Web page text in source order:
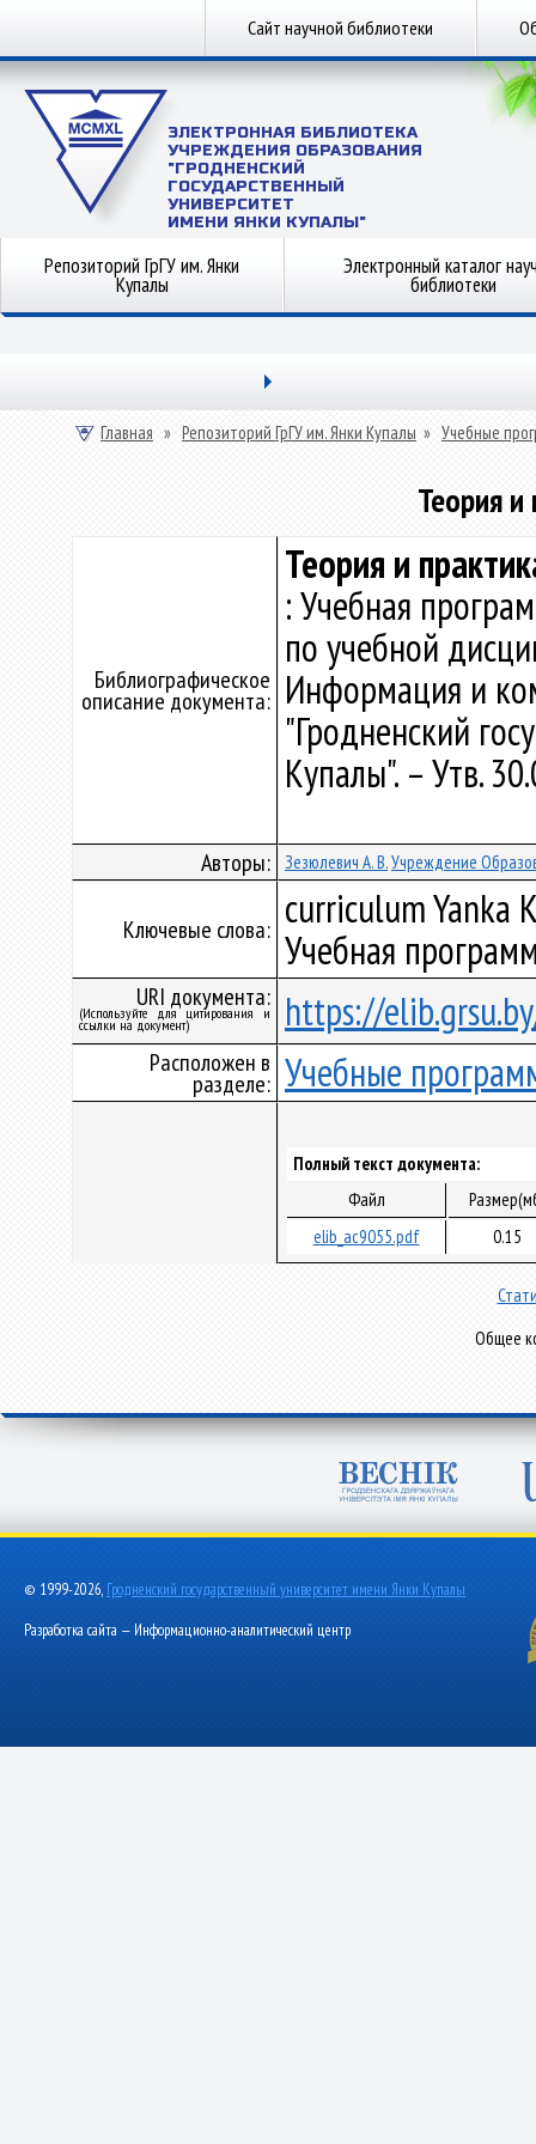
Сайт научной библиотеки
ЭЛЕКТРОННАЯ БИБЛИОТЕКА
УЧРЕЖДЕНИЯ ОБРАЗОВАНИЯ
"ГРОДНЕНСКИЙ
ГОСУДАРСТВЕННЫЙ
УНИВЕРСИТЕТ
ИМЕНИ ЯНКИ КУПАЛЫ"
Репозиторий ГрГУ им. Янки
Купалы
Электронный каталог
библиотеки
Главная » Репозиторий ГрГУ им. Янки Купалы » Учебные
Теория и
Библиографическое
описание документа:
Теория и
: Учебная
по учебной
Информация и
"Гродненский
Купалы". – Утв.
Авторы: Зезюлевич А. В.Учреждение
Ключевые слова: curriculum Yanka
Учебная
URI документа:
(Используйте для цитирования и
ссылки на документ) https://
Расположен в
разделе: Учебные
Полный текст документа:
Файл
elib_ac9055.pdf
0.15
Общее
© 1999-2026, Гродненский государственный университет имени Янки Купалы
Разработка сайта — Информационно-аналитический центр